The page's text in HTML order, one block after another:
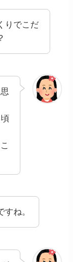
りでこだ
ね。